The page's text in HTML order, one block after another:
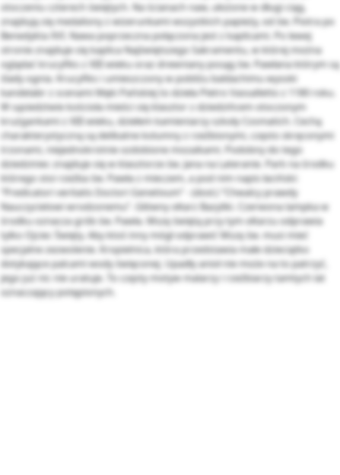
otoczeniu czterech świętych. Na ścianach naw, ułożone w długi ciąg,
znajdują się medaliony z wizerunkami wszystkich papieży, od św. Piotra po
Benedykta XVI. Nawa poprzeczna połączona jest z kaplicami. Po lewej
stronie znajduje się kaplica Najświętszego Sakramentu, w której można
oglądać krucyfiks z XIII wieku oraz drewniany posąg św. Pawłana którym są
ślady ognia. Krucyfiks i umieszczony w pobliżu baldachimu wysoki
kandelabr z scenami Męki Pańskiej to dzieła Pietro Vassalletto z 1180 roku.
W sąsiedztwie kościoła mieści się klasztor z dziedzińcem otoczonym
krużgankami z XIII wieku, dziełem kamieniarzy szkoły Cosmatich. Cechą
charakterystyczną są delikatne kolumny z rzeźbionymi, często skręconymi
trzonami, niejednokrotnie ozdobione mozaikami. Podobny do tego
dziedziniec znajduje się w klasztorze św. Jana na Lateranie. Park na środku
którego stoi rzeźba św. Pawła z mieczem, a pod nim napis łaciński:
“Predicatori veritatis Doctori Genetivum” - (dosł.) “Chwalcy prawdy
Nauczycielowi wrodzonemu”. Główny ołtarz Bazyliki. Czerwona lampka w
środku oznacza grób św. Pawła. Mszę świętą przy tym ołtarzu odprawia
tylko Ojciec Święty. Aby ktoś inny mógł odprawić Mszę św. musi mieć
specjalne zezwolenie. Kropielnica, która przedstawia małe dzieciątko
dotykające palcami wody święconej. Upadły anioł nie może na to patrzyć,
jego już nic nie uratuje. To częsty motyw malarzy i rzeźbiarzy tamtych lat
oznaczający potępionych.